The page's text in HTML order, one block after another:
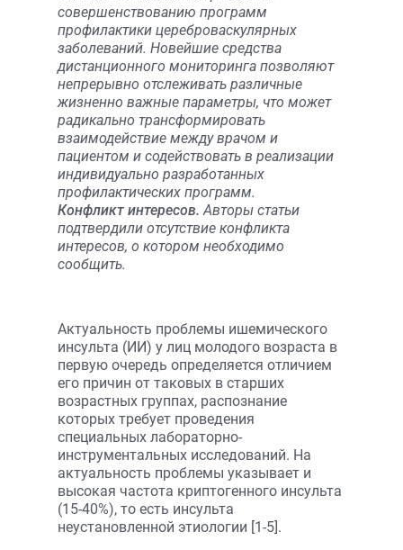
совершенствованию программ
профилактики цереброваскулярных
заболеваний. Новейшие средства
дистанционного мониторинга позволяют
непрерывно отслеживать различные
жизненно важные параметры, что может
радикально трансформировать
взаимодействие между врачом и
пациентом и содействовать в реализации
индивидуально разработанных
профилактических программ.
Конфликт интересов.Авторы статьи
подтвердили отсутствие конфликта
интересов, о котором необходимо
сообщить.
Актуальность проблемы ишемического
инсульта (ИИ) у лиц молодого возраста в
первую очередь определяется отличием
его причин от таковых в старших
возрастных группах, распознание
которых требует проведения
специальных лабораторно-
инструментальных исследований. На
актуальность проблемы указывает и
высокая частота криптогенного инсульта
(15-40%), то есть инсульта
неустановленной этиологии [1-5].